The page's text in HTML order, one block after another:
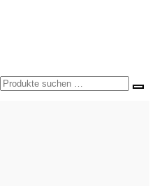
Investition für mehr